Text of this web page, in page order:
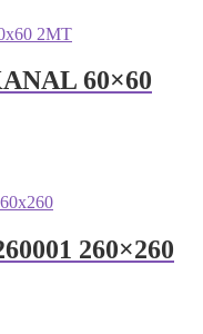
60×60
260×260